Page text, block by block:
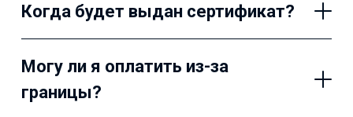
Когда будет выдан сертификат?
Могу ли я оплатить из-за
границы?